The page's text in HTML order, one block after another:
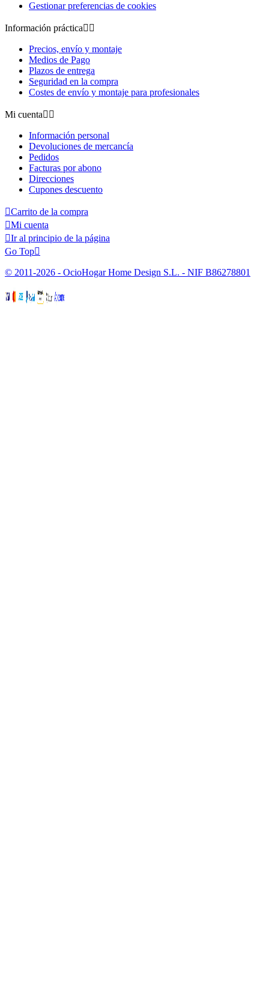
Gestionar preferencias de cookies
Información práctica 
Precios, envío y montaje
Medios de Pago
Plazos de entrega
Seguridad en la compra
Costes de envío y montaje para profesionales
Mi cuenta 
Información personal
Devoluciones de mercancía
Pedidos
Facturas por abono
Direcciones
Cupones descuento
Carrito de la compra
Mi cuenta
Ir al principio de la página
Go Top
© 2011-2026 - OcioHogar Home Design S.L. - NIF B86278801